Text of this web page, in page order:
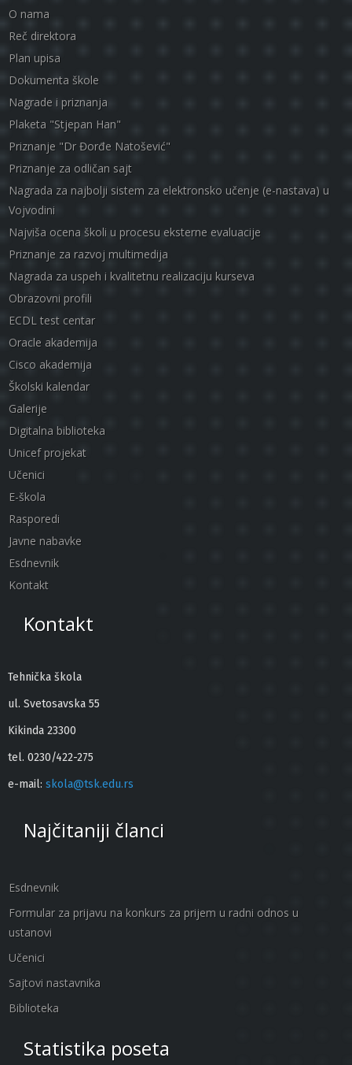
O nama
Reč direktora
Plan upisa
Dokumenta škole
Nagrade i priznanja
Plaketa "Stjepan Han"
Priznanje "Dr Đorđe Natošević"
Priznanje za odličan sajt
Nagrada za najbolji sistem za elektronsko učenje (e-nastava) u
Vojvodini
Najviša ocena školi u procesu eksterne evaluacije
Priznanje za razvoj multimedija
Nagrada za uspeh i kvalitetnu realizaciju kurseva
Obrazovni profili
ECDL test centar
Oracle akademija
Cisco akademija
Školski kalendar
Galerije
Digitalna biblioteka
Unicef projekat
Učenici
E-škola
Rasporedi
Javne nabavke
Esdnevnik
Kontakt
Kontakt
Tehnička škola
ul. Svetosavska 55
Kikinda 23300
tel. 0230/422-275
e-mail: skola@tsk.edu.rs
Najčitaniji članci
Esdnevnik
Formular za prijavu na konkurs za prijem u radni odnos u
ustanovi
Učenici
Sajtovi nastavnika
Biblioteka
Statistika poseta